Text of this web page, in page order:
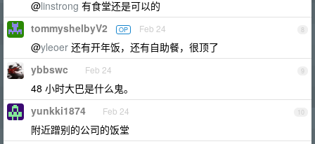
@linstrong 有食堂还是可以的
8
tommyshelbyV2 OP Feb 24
@yleoer 还有开年饭，还有自助餐，很顶了
9
ybbswc Feb 24
48 小时大巴是什么鬼。
10
yunkki1874 Feb 24
附近蹭别的公司的饭堂